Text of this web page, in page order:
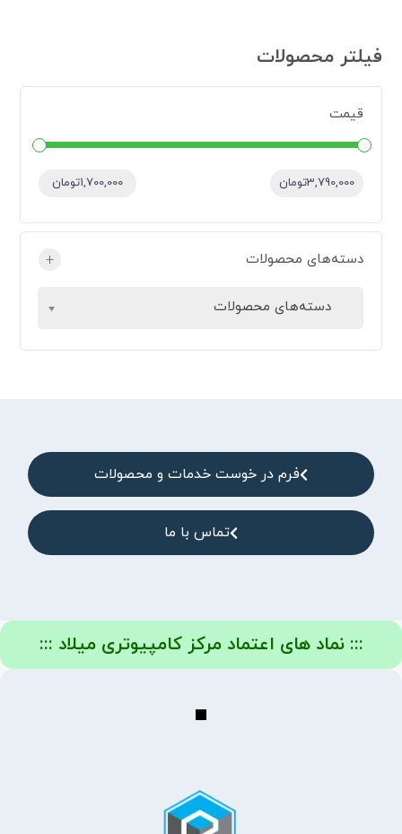
فیلتر محصولات
قیمت
قیمت:1,700,000تومان 3,790,000تومان
دسته‌های محصولات +
دسته‌های محصولات
فرم در خوست خدمات و محصولات
تماس با ما
::: نماد های اعتماد مرکز کامپیوتری میلاد :::